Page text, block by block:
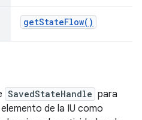
getStateFlow()
SavedStateHandle para
de la IU como